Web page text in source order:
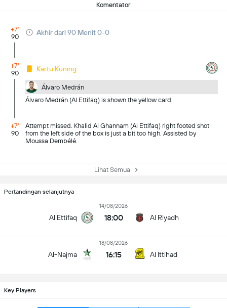
Komentator
+7'
90
Akhir dari 90 Menit 0-0
+7'
90
Kartu Kuning
Álvaro Medrán
Álvaro Medrán (Al Ettifaq) is shown the yellow card.
+7'
90
Attempt missed. Khalid Al Ghannam (Al Ettifaq) right footed shot
from the left side of the box is just a bit too high. Assisted by
Moussa Dembélé.
Lihat Semua
Pertandingan selanjutnya
Al Ettifaq
14/08/2026
18:00 Al Riyadh
Al-Najma
18/08/2026
16:15 Al Ittihad
Key Players